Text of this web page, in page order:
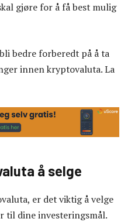
gjøre for å få best mulig
bedre forberedt på å ta
innen kryptovaluta. La
å selge
er det viktig å velge
til dine investeringsmål.